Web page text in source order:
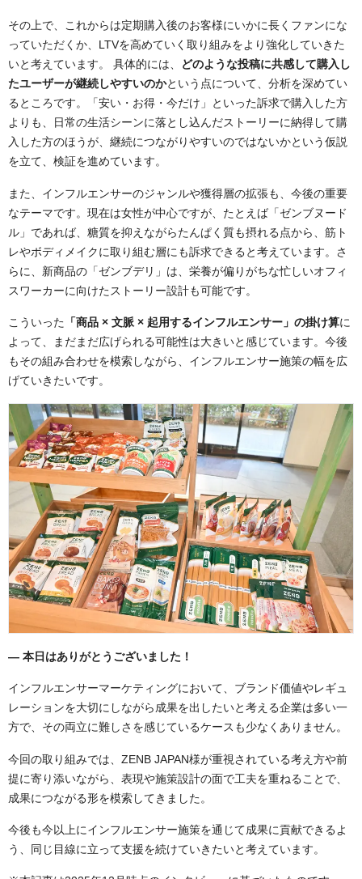
その上で、これからは定期購入後のお客様にいかに長くファンにな
っていただくか、LTVを高めていく取り組みをより強化していきた
いと考えています。 具体的には、
どのような投稿に共感して購入し
たユーザーが継続しやすいのかという点について、分析を深めてい
るところです。「安い・お得・今だけ」といった訴求で購入した方
よりも、日常の生活シーンに落とし込んだストーリーに納得して購
入した方のほうが、継続につながりやすいのではないかという仮説
を立て、検証を進めています。
また、インフルエンサーのジャンルや獲得層の拡張も、今後の重要
なテーマです。現在は女性が中心ですが、たとえば「ゼンブヌード
ル」であれば、糖質を抑えながらたんぱく質も摂れる点から、筋ト
レやボディメイクに取り組む層にも訴求できると考えています。さ
らに、新商品の「ゼンブデリ」は、栄養が偏りがちな忙しいオフィ
スワーカーに向けたストーリー設計も可能です。
こういった 「商品 × 文脈 × 起用するインフルエンサー」の掛け算に
よって、まだまだ広げられる可能性は大きいと感じています。今後
もその組み合わせを模索しながら、インフルエンサー施策の幅を広
げていきたいです。
― 本日はありがとうございました！
インフルエンサーマーケティングにおいて、ブランド価値やレギュ
レーションを大切にしながら成果を出したいと考える企業は多い一
方で、その両立に難しさを感じているケースも少なくありません。
今回の取り組みでは、ZENB JAPAN様が重視されている考え方や前
提に寄り添いながら、表現や施策設計の面で工夫を重ねることで、
成果につながる形を模索してきました。
今後も今以上にインフルエンサー施策を通じて成果に貢献できるよ
う、同じ目線に立って支援を続けていきたいと考えています。